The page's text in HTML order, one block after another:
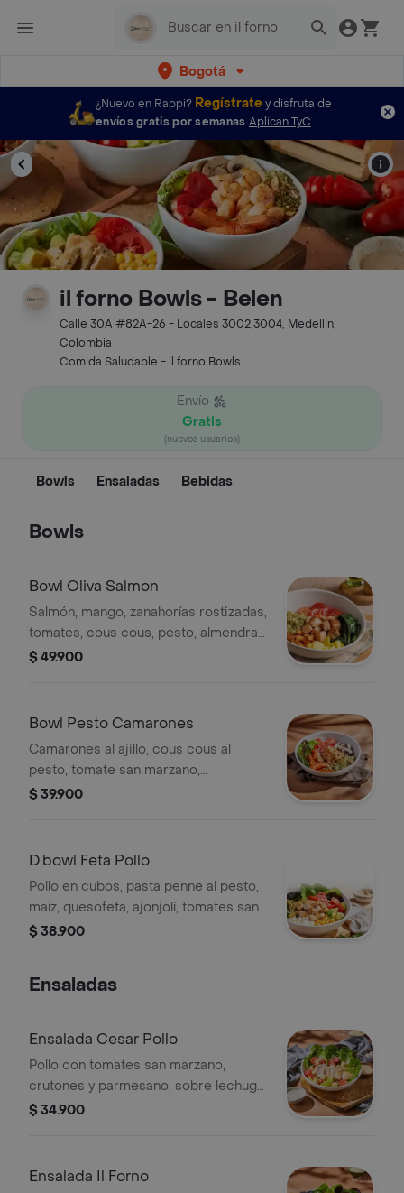
Bogotá
¿Nuevo en Rappi? Regístratey disfruta de
envíos gratis por semanas Aplican TyC
il forno Bowls - Belen
Calle 30A #82A-26 - Locales 3002,3004, Medellin,
Colombia
Comida Saludable - il forno Bowls
Envío
Gratis
(nuevos usuarios)
Bowls Ensaladas Bebidas
Bowls
Bowl Oliva Salmon
Salmón, mango, zanahorías rostizadas,
tomates, cous cous, pesto, almendra,
tomate, ajonjolí, espinacas, aderezo
$ 49.900
Bowl Pesto Camarones
Camarones al ajillo, cous cous al
pesto, tomate san marzano,
champiñones parís y zanahorias
$ 39.900
D.bowl Feta Pollo
Pollo en cubos, pasta penne al pesto,
maíz, quesofeta, ajonjolí, tomates san
marzano y aguacate; sobre lechuga
$ 38.900
Ensaladas
Ensalada Cesar Pollo
Pollo con tomates san marzano,
crutones y parmesano, sobre lechuga
cogollo europeo en salsa césar.
$ 34.900
Ensalada Il Forno